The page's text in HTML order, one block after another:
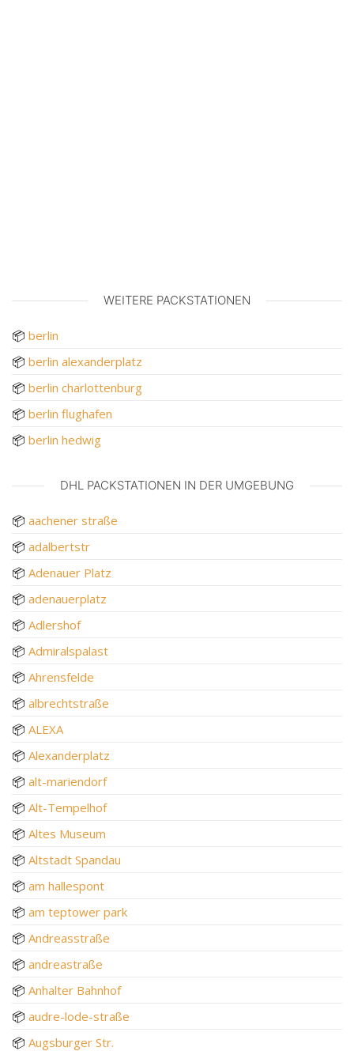
WEITERE PACKSTATIONEN
📦 berlin
📦 berlin alexanderplatz
📦 berlin charlottenburg
📦 berlin flughafen
📦 berlin hedwig
DHL PACKSTATIONEN IN DER UMGEBUNG
📦 aachener straße
📦 adalbertstr
📦 Adenauer Platz
📦 adenauerplatz
📦 Adlershof
📦 Admiralspalast
📦 Ahrensfelde
📦 albrechtstraße
📦 ALEXA
📦 Alexanderplatz
📦 alt-mariendorf
📦 Alt-Tempelhof
📦 Altes Museum
📦 Altstadt Spandau
📦 am hallespont
📦 am teptower park
📦 Andreasstraße
📦 andreastraße
📦 Anhalter Bahnhof
📦 audre-lode-straße
📦 Augsburger Str.